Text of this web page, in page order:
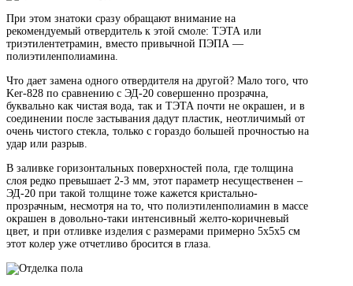
При этом знатоки сразу обращают внимание на
рекомендуемый отвердитель к этой смоле: ТЭТА или
триэтилентетрамин, вместо привычной ПЭПА —
полиэтиленполиамина.
Что дает замена одного отвердителя на другой? Мало того, что
Ker-828 по сравнению с ЭД-20 совершенно прозрачна,
буквально как чистая вода, так и ТЭТА почти не окрашен, и в
соединении после застывания дадут пластик, неотличимый от
очень чистого стекла, только с гораздо большей прочностью на
удар или разрыв.
В заливке горизонтальных поверхностей пола, где толщина
слоя редко превышает 2-3 мм, этот параметр несущественен –
ЭД-20 при такой толщине тоже кажется кристально-
прозрачным, несмотря на то, что полиэтиленполиамин в массе
окрашен в довольно-таки интенсивный желто-коричневый
цвет, и при отливке изделия с размерами примерно 5х5х5 см
этот колер уже отчетливо бросится в глаза.